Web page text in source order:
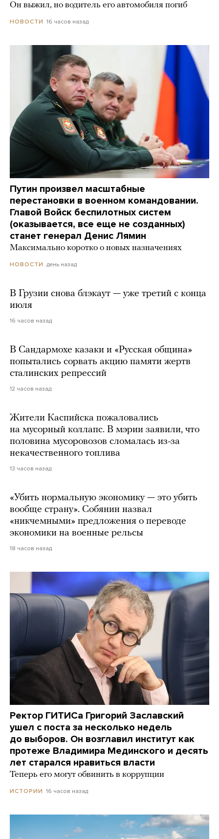
Он выжил, но водитель его автомобиля погиб
НОВОСТИ 16 часов назад
Путин произвел масштабные
перестановки в военном командовании.
Главой Войск беспилотных систем
(оказывается, все еще не созданных)
станет генерал Денис Лямин
Максимально коротко о новых назначениях
НОВОСТИ день назад
В Грузии снова блэкаут — уже третий с конца
июля
16 часов назад
В Сандармохе казаки и «Русская община»
попытались сорвать акцию памяти жертв
сталинских репрессий
12 часов назад
Жители Каспийска пожаловались
на мусорный коллапс. В мэрии заявили, что
половина мусоровозов сломалась из-за
некачественного топлива
13 часов назад
«Убить нормальную экономику — это убить
вообще страну». Собянин назвал
«никчемными» предложения о переводе
экономики на военные рельсы
18 часов назад
Ректор ГИТИСа Григорий Заславский
ушел с поста за несколько недель
до выборов. Он возглавил институт как
протеже Владимира Мединского и десять
лет старался нравиться власти
Теперь его могут обвинить в коррупции
ИСТОРИИ 16 часов назад